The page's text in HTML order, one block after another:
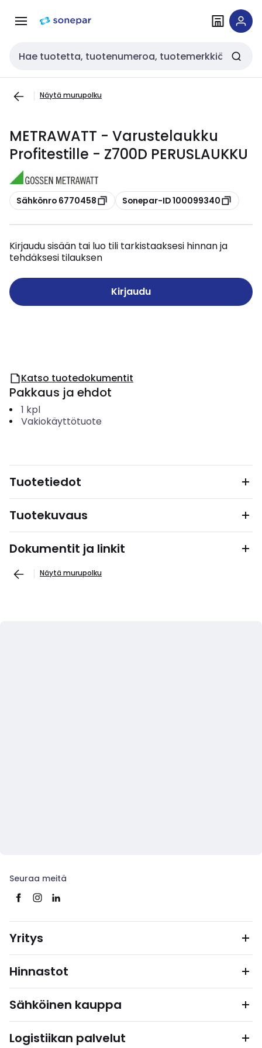
navigointiinsisältöön
Haku
Näytä murupolku
METRAWATT - Varustelaukku
Profitestille - Z700D PERUSLAUKKU
Kopioi
Sähkönro 6770458 Kopioi
Sonepar-ID 100099340
Kirjaudu sisään tai luo tili tarkistaaksesi hinnan ja
tehdäksesi tilauksen
Kirjaudu
Katso tuotedokumentit
Pakkaus ja ehdot
1 kpl
Vakiokäyttötuote
Tuotetiedot
Tuotekuvaus
Dokumentit ja linkit
Näytä murupolku
Seuraa meitä
Yritys
Hinnastot
Sähköinen kauppa
Logistiikan palvelut